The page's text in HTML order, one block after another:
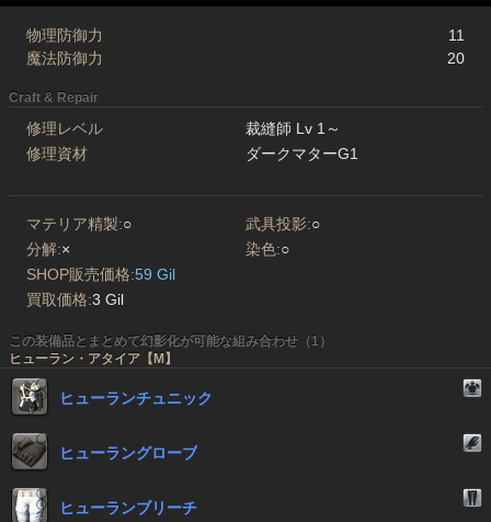
物理防御力
11
魔法防御力
20
Craft & Repair
修理レベル
裁縫師 Lv 1～
修理資材
ダークマターG1
マテリア精製:○ 武具投影:○
分解:× 染色:○
SHOP販売価格:59 Gil
買取価格:3 Gil
この装備品とまとめて幻影化が可能な組み合わせ（1）
ヒューラン・アタイア【M】
ヒューランチュニック
ヒューラングローブ
ヒューランブリーチ